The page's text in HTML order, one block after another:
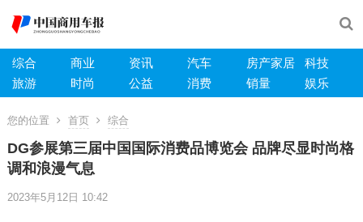
综合 商业 资讯 汽车 房产家居
科技
旅游
时尚 公益 消费 销量 娱乐
您的位置 首页 综合
DG参展第三届中国国际消费品博览会 品牌尽显时尚格
调和浪漫气息
2023年5月12日 10:42